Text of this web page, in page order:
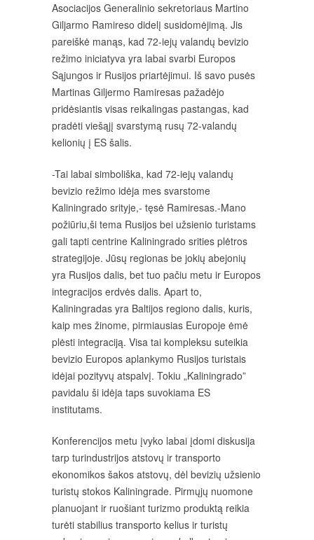
Asociacijos Generalinio sekretoriaus Martino
Giljarmo Ramireso didelį susidomėjimą. Jis
pareiškė manąs, kad 72-iejų valandų bevizio
režimo iniciatyva yra labai svarbi Europos
Sąjungos ir Rusijos priartėjimui. Iš savo pusės
Martinas Giljermo Ramiresas pažadėjo
pridėsiantis visas reikalingas pastangas, kad
pradėti viešąjį svarstymą rusų 72-valandų
kelionių į ES šalis.
-Tai labai simboliška, kad 72-iejų valandų
bevizio režimo idėja mes svarstome
Kaliningrado srityje,- tęsė Ramiresas.-Mano
požiūriu,ši tema Rusijos bei užsienio turistams
gali tapti centrine Kaliningrado srities plėtros
strategijoje. Jūsų regionas be jokių abejonių
yra Rusijos dalis, bet tuo pačiu metu ir Europos
integracijos erdvės dalis. Apart to,
Kaliningradas yra Baltijos regiono dalis, kuris,
kaip mes žinome, pirmiausias Europoje ėmė
plėsti integraciją. Visa tai kompleksu suteikia
bevizio Europos aplankymo Rusijos turistais
idėjai pozityvų atspalvį. Tokiu „Kaliningrado”
pavidalu ši idėja taps suvokiama ES
institutams.
Konferencijos metu įvyko labai įdomi diskusija
tarp turindustrijos atstovų ir transporto
ekonomikos šakos atstovų, dėl bevizių užsienio
turistų stokos Kaliningrade. Pirmųjų nuomone
planuojant ir ruošiant turizmo produktą reikia
turėti stabilius transporto kelius ir turistų